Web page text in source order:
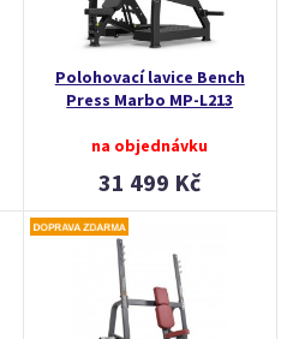
Polohovací lavice Bench
Press Marbo MP-L213
na objednávku
31 499 Kč